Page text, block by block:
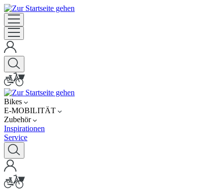
Bikes
E-MOBILITÄT
Zubehör
Inspirationen
Service